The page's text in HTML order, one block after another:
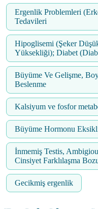
Ergenlik Problemleri
Tedavileri
Hipoglisemi (Şeker
Yüksekliği); Diabet
Büyüme Ve Gelişme,
Beslenme
Kalsiyum ve fosfor
Büyüme Hormonu
İnmemiş Testis,
Cinsiyet Farklılaşma
Gecikmiş ergenlik